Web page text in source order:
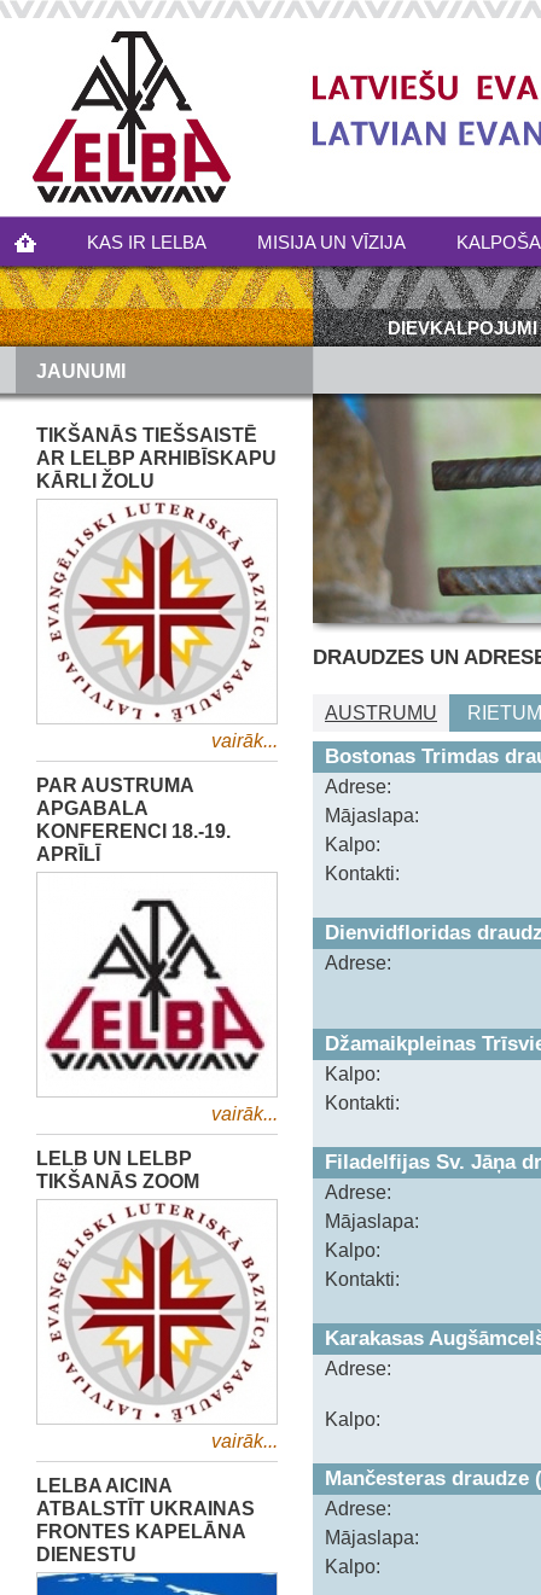
KAS IR LELBA MISIJA UN VĪZIJA
DIEVKALPOJUMI
JAUNUMI
TIKŠANĀS TIEŠSAISTĒ
AR LELBP ARHIBĪSKAPU
KĀRLI ŽOLU
vairāk...
PAR AUSTRUMA
APGABALA
KONFERENCI 18.-19.
APRĪLĪ
vairāk...
LELB UN LELBP
TIKŠANĀS ZOOM
vairāk...
LELBA AICINA
ATBALSTĪT UKRAINAS
FRONTES KAPELĀNA
DIENESTU
DRAUDZES UN
AUSTRUMU
Bostonas Trimdas
Adrese:
Mājaslapa:
Kalpo:
Kontakti:
Dienvidfloridas
Adrese:
Džamaikpleinas
Kalpo:
Kontakti:
Filadelfijas Sv. Jāņa
Adrese:
Mājaslapa:
Kalpo:
Kontakti:
Karakasas
Adrese:
Kalpo:
Mančesteras
Adrese:
Mājaslapa:
Kalpo: